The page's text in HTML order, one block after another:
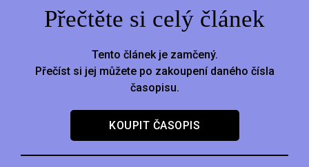
Přečtěte si celý článek
Tento článek je zamčený.
Přečíst si jej můžete po zakoupení daného čísla
časopisu.
KOUPIT ČASOPIS